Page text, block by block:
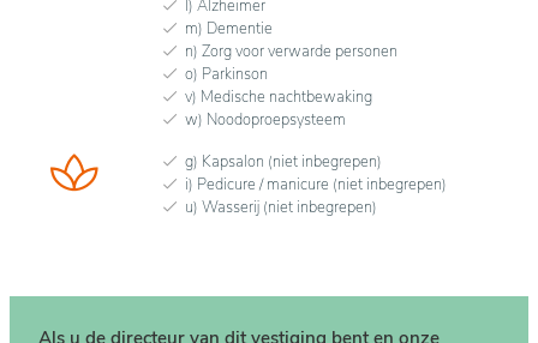
l) Alzheimer
m) Dementie
n) Zorg voor verwarde personen
o) Parkinson
v) Medische nachtbewaking
w) Noodoproepsysteem
g) Kapsalon (niet inbegrepen)
i) Pedicure / manicure (niet inbegrepen)
u) Wasserij (niet inbegrepen)
Als u de directeur van dit vestiging bent en onze